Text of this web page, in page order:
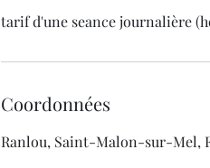
tarif d'une seance journalière
Coordonnées
Ranlou, Saint-Malon-sur-Mel,